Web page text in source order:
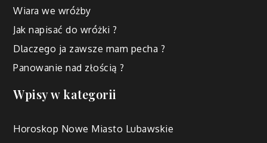
Wiara we wróżby
Jak napisać do wróżki ?
Dlaczego ja zawsze mam pecha ?
Panowanie nad złością ?
Wpisy w kategorii
Horoskop Nowe Miasto Lubawskie